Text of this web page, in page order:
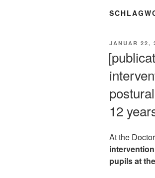
JANUAR 22,
12
At the
pupils at